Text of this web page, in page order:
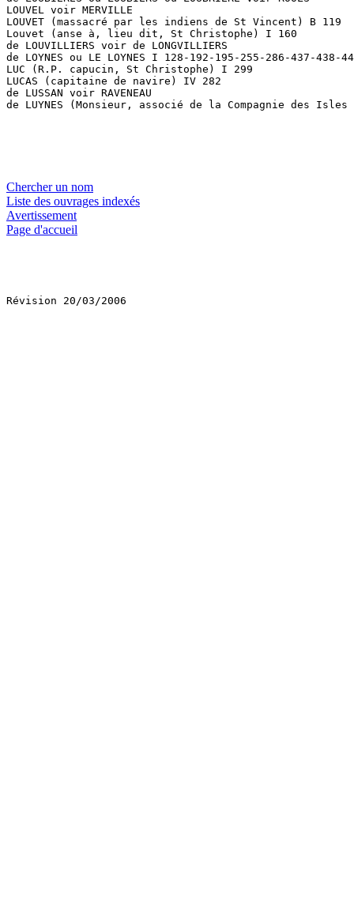
Chercher un nom
Liste des ouvrages indexés
Avertissement
Page d'accueil